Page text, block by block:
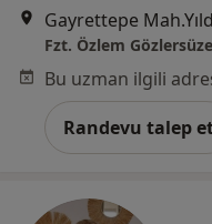
Fzt. Özlem
Randevu talep